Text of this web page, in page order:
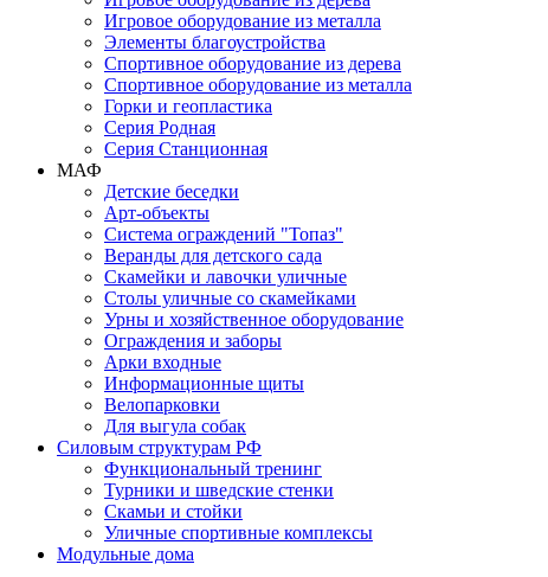
Игровое оборудование из металла
Элементы благоустройства
Спортивное оборудование из дерева
Спортивное оборудование из металла
Горки и геопластика
Серия Родная
Серия Станционная
МАФ
Детские беседки
Арт-объекты
Система ограждений "Топаз"
Веранды для детского сада
Скамейки и лавочки уличные
Столы уличные со скамейками
Урны и хозяйственное оборудование
Ограждения и заборы
Арки входные
Информационные щиты
Велопарковки
Для выгула собак
Силовым структурам РФ
Функциональный тренинг
Турники и шведские стенки
Скамьи и стойки
Уличные спортивные комплексы
Модульные дома